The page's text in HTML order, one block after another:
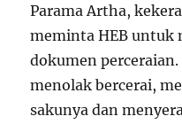
Parama Artha,
meminta HEB untuk
dokumen
menolak bercerai,
sakunya dan